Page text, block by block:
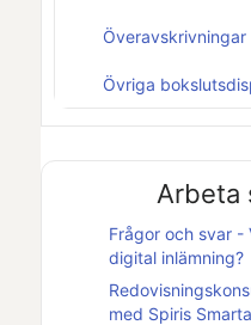
Övriga
Arbeta
Frågor och svar -
digital inlämning?
med Spiris